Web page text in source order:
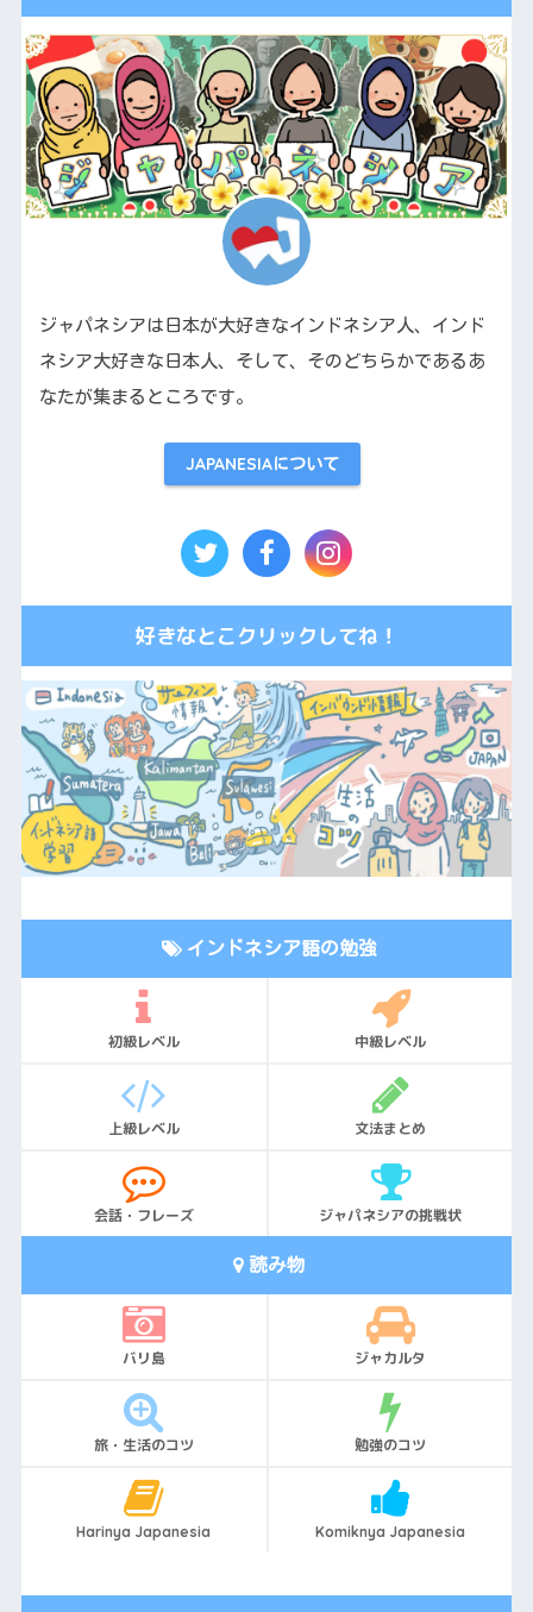
ジャパネシアは日本が大好きなインドネシア人、インド
ネシア大好きな日本人、そして、そのどちらかであるあ
なたが集まるところです。
JAPANESIAについて
好きなとこクリックしてね！
インドネシア語の勉強
初級レベル 中級レベル
上級レベル 文法まとめ
会話・フレーズ ジャパネシアの挑戦状
読み物
バリ島 ジャカルタ
旅・生活のコツ 勉強のコツ
Harinya Japanesia Komiknya Japanesia